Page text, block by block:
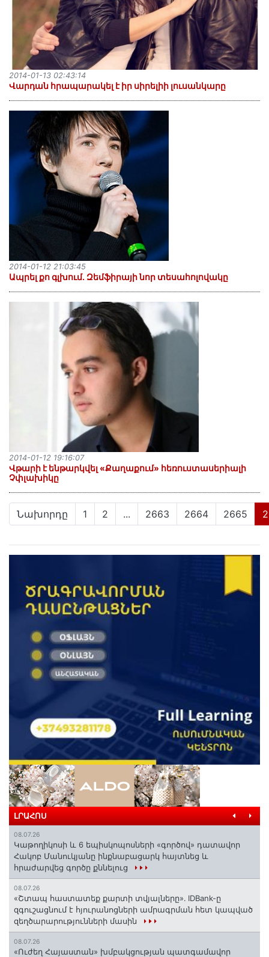
Վարդան հրապարակել է իր սիրելիի լուսանկարը
2014-01-13 02:43:14
Ապրել քո գլխում. Զեմֆիրայի նոր տեսահոլովակը
2014-01-12 21:03:45
Վթարի է ենթարկվել «Քաղաքում» հեռուստասերիալի
Չփլախիկը
2014-01-12 19:16:07
Նախորդը 1 2 ... 2663 2664 2665
ԼՐԱՀՈՍ
08.07.26
️Կաթողիկոսի և 6 եպիսկոպոսների «գործով» դատավոր
Հակոբ Մանուկյանը ինքնաբացարկ հայտնեց և
հրաժարվեց գործը քննելուց
08.07.26
«Շտապ հաստատեք քարտի տվյալները»․ IDBank-ը
զգուշացնում է հյուրանոցների ամրագրման հետ կապված
զեղծարարությունների մասին
08.07.26
«Ուժեղ Հայաստան» խմբակցության պատգամավոր